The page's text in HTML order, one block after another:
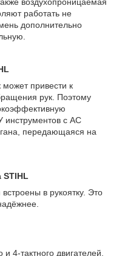
работать не
дополнительно
привести к
рук. Поэтому
инструментов с АС
передающаяся на
STIHL
в рукоятку. Это
4-тактного двигателей.